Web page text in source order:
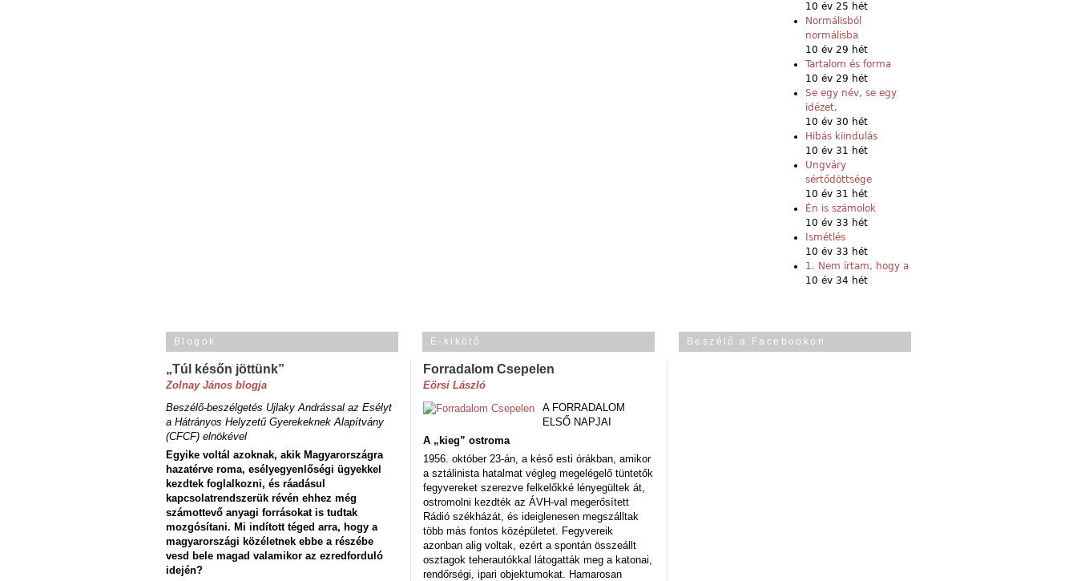
10 év 25 hét
Normálisból
normálisba
10 év 29 hét
Tartalom és forma
10 év 29 hét
Se egy név, se egy
idézet,
10 év 30 hét
Hibás kiindulás
10 év 31 hét
Ungváry
sértődöttsége
10 év 31 hét
Én is számolok
10 év 33 hét
Ismétlés
10 év 33 hét
1. Nem írtam, hogy a
10 év 34 hét
Blogok
„Túl későn jöttünk”
Zolnay János blogja
Beszélő-beszélgetés Ujlaky Andrással az Esélyt
a Hátrányos Helyzetű Gyerekeknek Alapítvány
(CFCF) elnökével
Egyike voltál azoknak, akik Magyarországra
hazatérve roma, esélyegyenlőségi ügyekkel
kezdtek foglalkozni, és ráadásul
kapcsolatrendszerük révén ehhez még
számottevő anyagi forrásokat is tudtak
mozgósítani. Mi indított téged arra, hogy a
magyarországi közéletnek ebbe a részébe
vesd bele magad valamikor az ezredforduló
idején?
E-kikötő
Forradalom Csepelen
Eörsi László
A FORRADALOM
ELSŐ NAPJAI
A „kieg” ostroma
1956. október 23-án, a késő esti órákban, amikor
a sztálinista hatalmat végleg megelégelő tüntetők
fegyvereket szerezve felkelőkké lényegültek át,
ostromolni kezdték az ÁVH-val megerősített
Rádió székházát, és ideiglenesen megszálltak
több más fontos középületet. Fegyvereik
azonban alig voltak, ezért a spontán összeállt
osztagok teherautókkal látogatták meg a katonai,
rendőrségi, ipari objektumokat. Hamarosan
Beszélő a Facebookon